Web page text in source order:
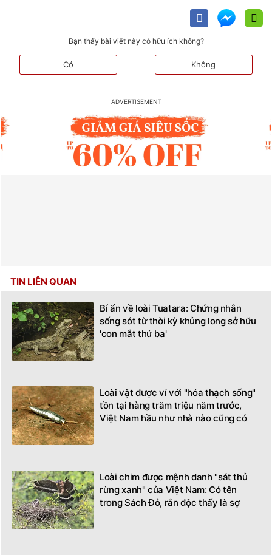
Bạn thấy bài viết này có hữu ích không?
Có Không
TIN LIÊN QUAN
Bí ẩn về loài Tuatara: Chứng nhân
sống sót từ thời kỳ khủng long sở hữu
'con mắt thứ ba'
Loài vật được ví với "hóa thạch sống"
tồn tại hàng trăm triệu năm trước,
Việt Nam hầu như nhà nào cũng có
Loài chim được mệnh danh "sát thủ
rừng xanh" của Việt Nam: Có tên
trong Sách Đỏ, rắn độc thấy là sợ